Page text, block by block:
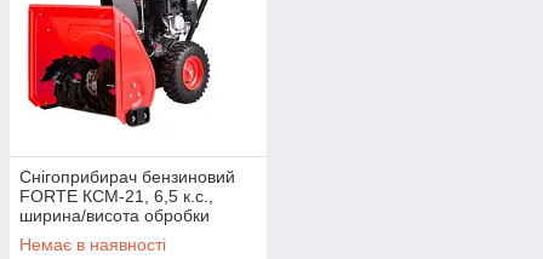
Снігоприбирач бензиновий
FORTE КСМ-21, 6,5 к.с.,
ширина/висота обробки
54/51 см, вага 67 кг
Немає в наявності